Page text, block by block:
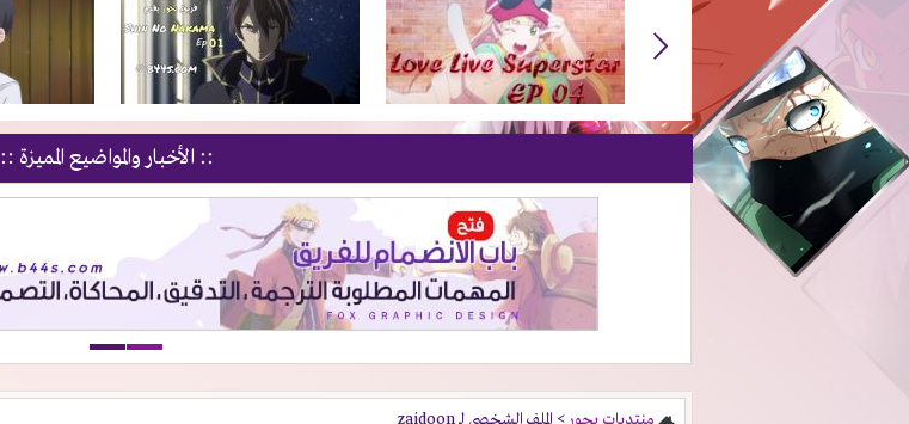
1, 2, 3 & 4of 10
:: الأخبار والمواضيع المميزة ::
منتديات بحور > الملف الشخصي لـ zaidoon